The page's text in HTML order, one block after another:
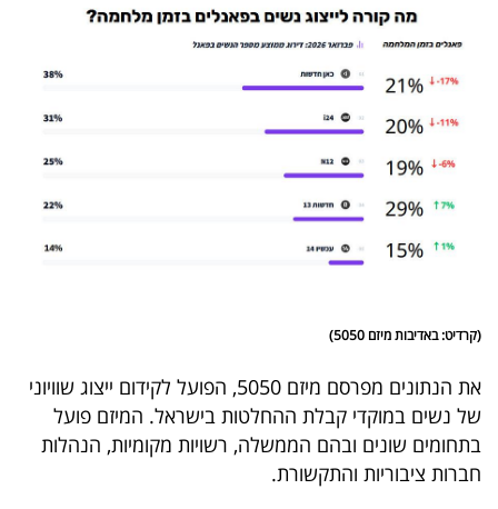
(קרדיט: באדיבות מיזם 5050)
את הנתונים מפרסם מיזם 5050, הפועל לקידום ייצוג שוויוני
של נשים במוקדי קבלת ההחלטות בישראל. המיזם פועל
בתחומים שונים ובהם הממשלה, רשויות מקומיות, הנהלות
חברות ציבוריות והתקשורת.